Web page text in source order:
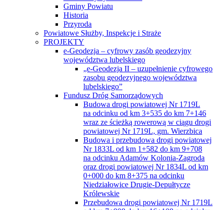
Gminy Powiatu
Historia
Przyroda
Powiatowe Służby, Inspekcje i Straże
PROJEKTY
e-Geodezja – cyfrowy zasób geodezyjny
województwa lubelskiego
„e-Geodezja II – uzupełnienie cyfrowego
zasobu geodezyjnego województwa
lubelskiego”
Fundusz Dróg Samorządowych
Budowa drogi powiatowej Nr 1719L
na odcinku od km 3+535 do km 7+146
wraz ze ścieżką rowerową w ciągu drogi
powiatowej Nr 1719L, gm. Wierzbica
Budowa i przebudowa drogi powiatowej
Nr 1833L od km 1+582 do km 9+708
na odcinku Adamów Kolonia-Zagroda
oraz drogi powiatowej Nr 1834L od km
0+000 do km 8+375 na odcinku
Niedziałowice Drugie-Depułtycze
Królewskie
Przebudowa drogi powiatowej Nr 1719L